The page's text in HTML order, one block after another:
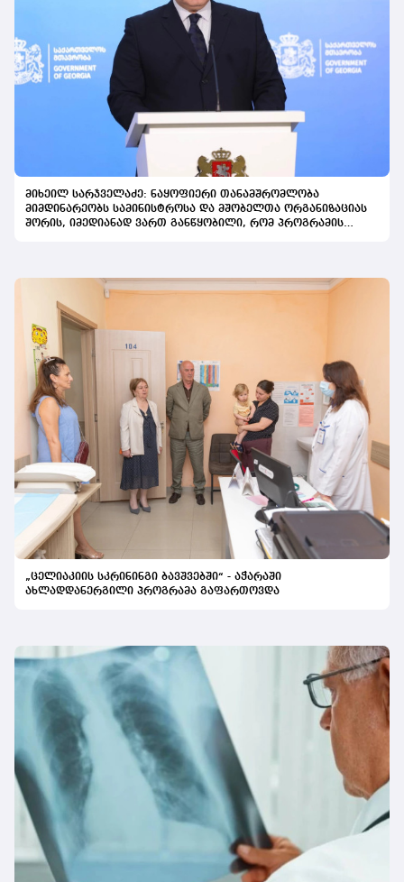
მიხეილ სარჯველაძე: ნაყოფიერი თანამშრომლობა
მიმდინარეობს სამინისტროსა და მშობელთა ორგანიზაციას
შორის, იმედიანად ვართ განწყობილი, რომ პროგრამის
„ცელიაკიის სკრინინგი ბავშვებში“ - აჭარაში
ახლადდანერგილი პროგრამა გაფართოვდა